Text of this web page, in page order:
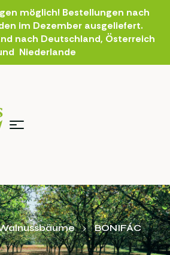
möglich! Bestellungen nach
im Dezember ausgeliefert.
nach Deutschland, Österreich
Niederlande
BONIFÁC